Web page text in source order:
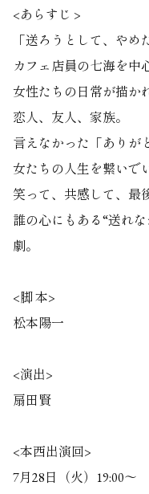
<あらすじ >
「送ろうとして、やめ
カフェ店員の七海を中
女性たちの日常が描か
恋人、友人、家族。
言えなかった「ありが
女たちの人生を繋いで
笑って、共感して、
誰の心にもある“送れ
劇。
<脚 本>
松本陽一
<演出>
扇田賢
<本西出演回>
7月28日（火）19:00～